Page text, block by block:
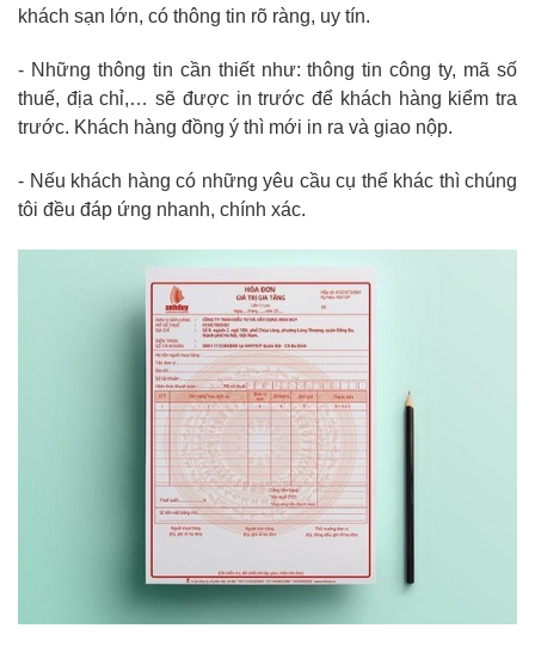
khách sạn lớn, có thông tin rõ ràng, uy tín.
- Những thông tin cần thiết như: thông tin công ty, mã số
thuế, địa chỉ,… sẽ được in trước để khách hàng kiểm tra
trước. Khách hàng đồng ý thì mới in ra và giao nộp.
- Nếu khách hàng có những yêu cầu cụ thể khác thì chúng
tôi đều đáp ứng nhanh, chính xác.